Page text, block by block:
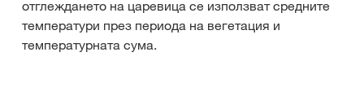
отглеждането на царевица се използват средните
температури през периода на вегетация и
температурната сума.